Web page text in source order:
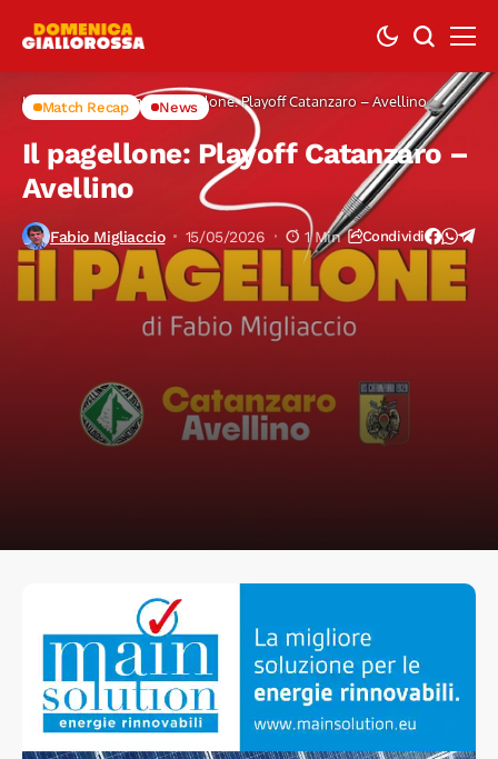
Home Match Recap Il pagellone: Playoff Catanzaro – Avellino
Match Recap News
Il pagellone: Playoff Catanzaro –
Avellino
Fabio Migliaccio 15/05/2026 1 Min Condividi